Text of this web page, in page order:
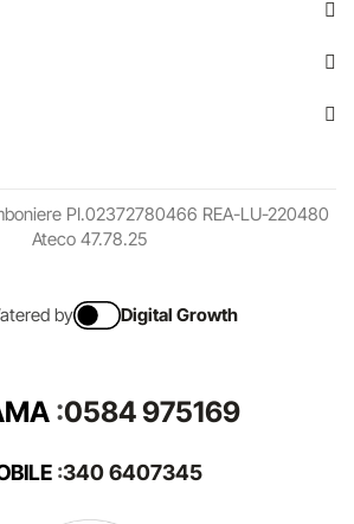
PI.02372780466 REA-LU-220480
Ateco 47.78.25
by Digital Growth
:0584 975169
:340 6407345